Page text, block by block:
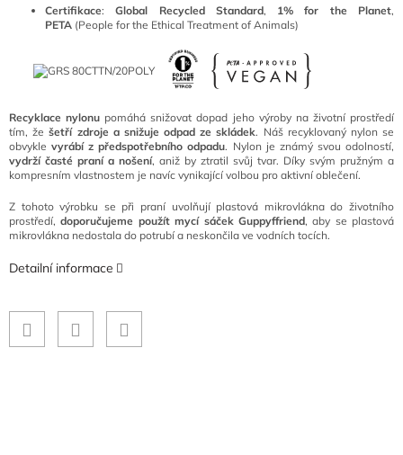
Certifikace:Global Recycled Standard, 1% for the Planet,
PETA (People for the Ethical Treatment of Animals)
Recyklace nylonu pomáhá snižovat dopad jeho výroby na životní prostředí
tím, žešetří zdroje a snižuje odpad ze skládek. Náš recyklovaný nylon se
obvykle vyrábí z předspotřebního odpadu. Nylon je známý svou odolností,
vydrží časté praní a nošení, aniž by ztratil svůj tvar. Díky svým pružným a
kompresním vlastnostem je navíc vynikající volbou pro aktivní oblečení.
Z tohoto výrobku se při praní uvolňují plastová mikrovlákna do životního
prostředí,doporučujeme použít mycí sáček Guppyffriend, aby se plastová
mikrovlákna nedostala do potrubí a neskončila ve vodních tocích.
Detailní informace